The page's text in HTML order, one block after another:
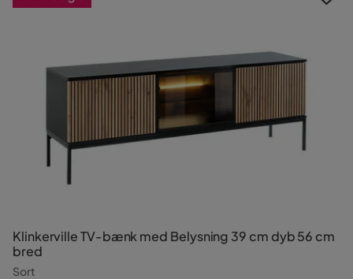
Klinkerville TV-bænk med Belysning 39 cm dyb 56 cm
bred
Sort